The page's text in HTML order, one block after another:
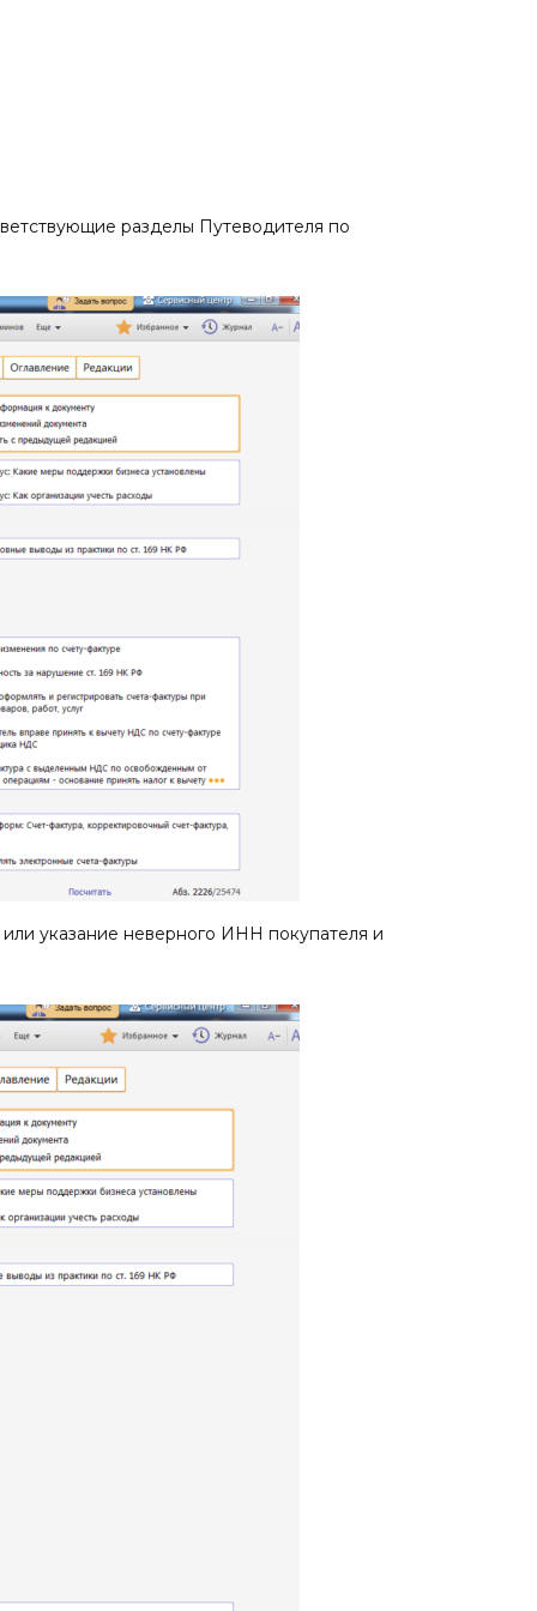
разделы Путеводителя по
указание неверного ИНН покупателя и